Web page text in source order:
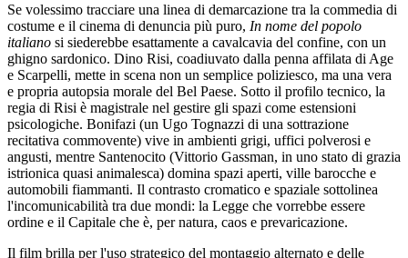
Se volessimo tracciare una linea di demarcazione tra la commedia di
costume e il cinema di denuncia più puro, In nome del popolo
italiano si siederebbe esattamente a cavalcavia del confine, con un
ghigno sardonico. Dino Risi, coadiuvato dalla penna affilata di Age
e Scarpelli, mette in scena non un semplice poliziesco, ma una vera
e propria autopsia morale del Bel Paese. Sotto il profilo tecnico, la
regia di Risi è magistrale nel gestire gli spazi come estensioni
psicologiche. Bonifazi (un Ugo Tognazzi di una sottrazione
recitativa commovente) vive in ambienti grigi, uffici polverosi e
angusti, mentre Santenocito (Vittorio Gassman, in uno stato di grazia
istrionica quasi animalesca) domina spazi aperti, ville barocche e
automobili fiammanti. Il contrasto cromatico e spaziale sottolinea
l'incomunicabilità tra due mondi: la Legge che vorrebbe essere
ordine e il Capitale che è, per natura, caos e prevaricazione.
Il film brilla per l'uso strategico del montaggio alternato e delle